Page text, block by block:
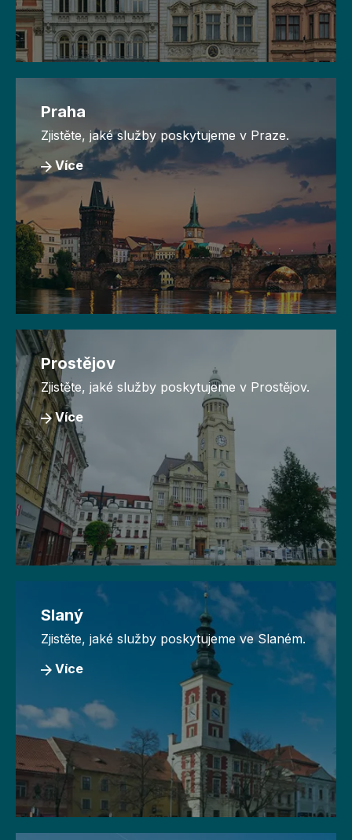
Praha
Zjistěte, jaké služby poskytujeme v Praze.
Více
Prostějov
Zjistěte, jaké služby poskytujeme v Prostějov.
Více
Slaný
Zjistěte, jaké služby poskytujeme ve Slaném.
Více